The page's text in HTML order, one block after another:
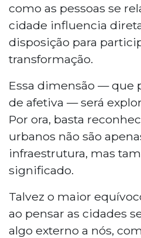
como as pessoas se
cidade influencia
disposição para
transformação.
Essa dimensão — que
de afetiva — será
Por ora, basta
urbanos não são
infraestrutura, mas
significado.
Talvez o maior
ao pensar as cidades
algo externo a nós,